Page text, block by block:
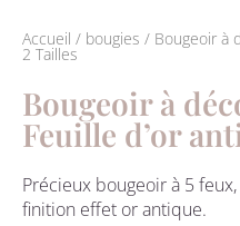
Accueil / bougies / Bougeoir à
2 Tailles
Bougeoir à
Feuille d’or
Précieux bougeoir à 5
finition effet or antique.